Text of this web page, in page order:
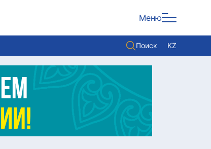
Меню
Поиск KZ
Политика
Экономика
Культура